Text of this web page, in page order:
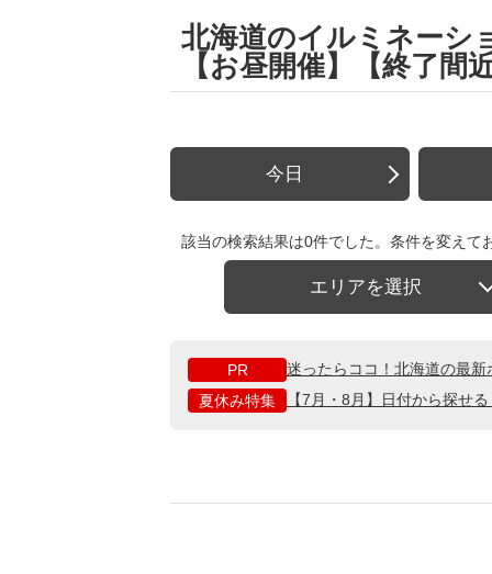
北海道のイルミネーシ
【お昼開催】【終了間
今日
該当の検索結果は0件でした。条件を変えて
エリアを選択
PR
迷ったらココ！北海道の最
夏休み特集
【7月・8月】日付から探せ